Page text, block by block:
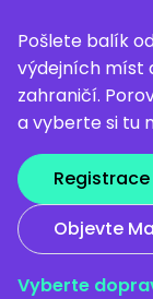
Pošlete balík
výdejních míst
zahraničí.
a vyberte si tu
Objevte
Vyberte